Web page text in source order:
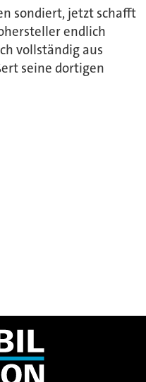
sondiert, jetzt schafft
endlich
vollständig aus
seine dortigen